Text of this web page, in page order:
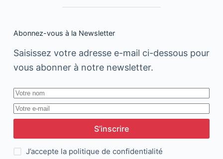
Abonnez-vous à la Newsletter
Saisissez votre adresse e-mail ci-dessous pour
vous abonner à notre newsletter.
S’inscrire
J’accepte la politique de confidentialité